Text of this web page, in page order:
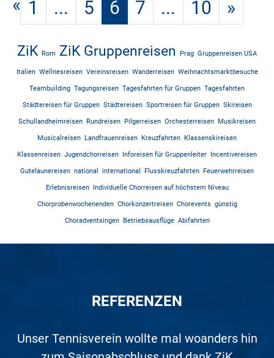
« 1 ... 5 6 7 ... 10 »
ZiK Rom ZiK Gruppenreisen Prag Gruppenreisen USA
Italien Wellnesreisen Vereinsreisen Wanderreisen Weihnachtsmarktbesuche
Teambuilding Tagungsreisen Tagesfahrten für Gruppen Tagesfahrten
Städtereisen für Gruppen Städtereisen Sportreisen für Gruppen Skireisen
Schullandheimreisen Rundreisen Pilgerreisen Orchesterreisen Musikreisen
Musicalreisen Landfrauenreisen Kreuzfahrten Klassenskireisen
Klassenreisen Jugendchorreisen Inforeisen für Gruppenleiter Incentivereisen
Gutelaunereisen national international Flusskreuzfahrten Feuerwehrreisen
Erlebnisreisen Individuelle Chorreisen auf höchstem Niveau
Chorprobenwochenenden Chorkonzertreisen Chorevents günstig
Choradventsingen Betriebsausflüge Abifahrten
REFERENZEN
Unser Tennisverein wollte mal woanders hin
Wir waren zum 2. Mal in Rom. Die
Toller Veranstalter, tolle Reise mit gutem
Was soll ich sagen? Es geht kaum
Super Beratung. Unsere USA/Kanada-
Auf den Nenner gebracht, war dieser Ausflug